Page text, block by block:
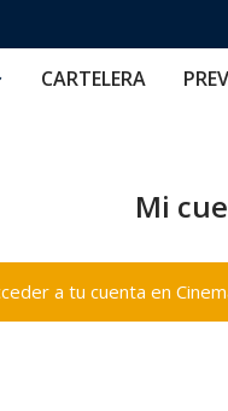
CARTELERA
Mi
a tu cuenta en